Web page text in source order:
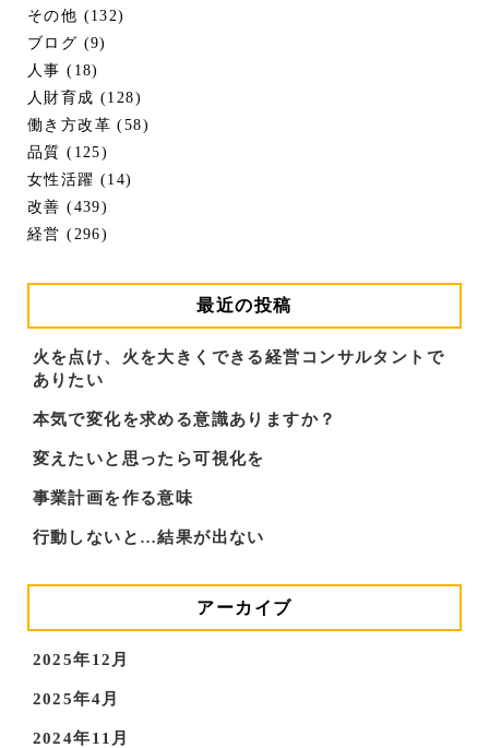
その他 (132)
ブログ (9)
人事 (18)
人財育成 (128)
働き方改革 (58)
品質 (125)
女性活躍 (14)
改善 (439)
経営 (296)
最近の投稿
火を点け、火を大きくできる経営コンサルタントで
ありたい
本気で変化を求める意識ありますか？
変えたいと思ったら可視化を
事業計画を作る意味
行動しないと…結果が出ない
アーカイブ
2025年12月
2025年4月
2024年11月